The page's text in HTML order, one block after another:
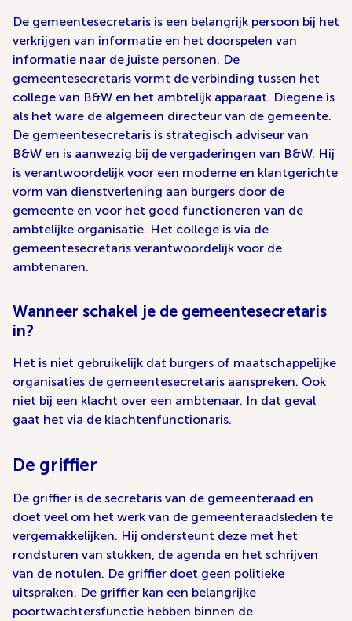
De gemeentesecretaris is een belangrijk persoon bij het
verkrijgen van informatie en het doorspelen van
informatie naar de juiste personen. De
gemeentesecretaris vormt de verbinding tussen het
college van B&W en het ambtelijk apparaat. Diegene is
als het ware de algemeen directeur van de gemeente.
De gemeentesecretaris is strategisch adviseur van
B&W en is aanwezig bij de vergaderingen van B&W. Hij
is verantwoordelijk voor een moderne en klantgerichte
vorm van dienstverlening aan burgers door de
gemeente en voor het goed functioneren van de
ambtelijke organisatie. Het college is via de
gemeentesecretaris verantwoordelijk voor de
ambtenaren.
Wanneer schakel je de gemeentesecretaris
in?
Het is niet gebruikelijk dat burgers of maatschappelijke
organisaties de gemeentesecretaris aanspreken. Ook
niet bij een klacht over een ambtenaar. In dat geval
gaat het via de klachtenfunctionaris.
De griffier
De griffier is de secretaris van de gemeenteraad en
doet veel om het werk van de gemeenteraadsleden te
vergemakkelijken. Hij ondersteunt deze met het
rondsturen van stukken, de agenda en het schrijven
van de notulen. De griffier doet geen politieke
uitspraken. De griffier kan een belangrijke
poortwachtersfunctie hebben binnen de